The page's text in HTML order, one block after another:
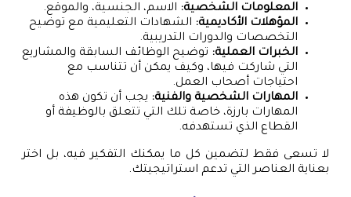
المعلومات الشخصية: الاسم، الجنسية، والموقع.
المؤهلات الأكاديمية: الشهادات التعليمية مع توضيح
التخصصات والدورات التدريبية.
الخبرات العملية: توضيح الوظائف السابقة والمشاريع
التي شاركت فيها، وكيف يمكن أن تتناسب مع
احتياجات أصحاب العمل.
المهارات الشخصية والفنية: يجب أن تكون هذه
المهارات بارزة، خاصة تلك التي تتعلق بالوظيفة أو
القطاع الذي تستهدفه.
لا تسعى فقط لتضمين كل ما يمكنك التفكير فيه، بل اختر
بعناية العناصر التي تدعم استراتيجيتك.